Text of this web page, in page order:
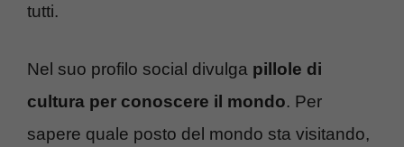
tutti.
Nel suo profilo social divulga pillole di
cultura per conoscere il mondo. Per
sapere quale posto del mondo sta visitando,